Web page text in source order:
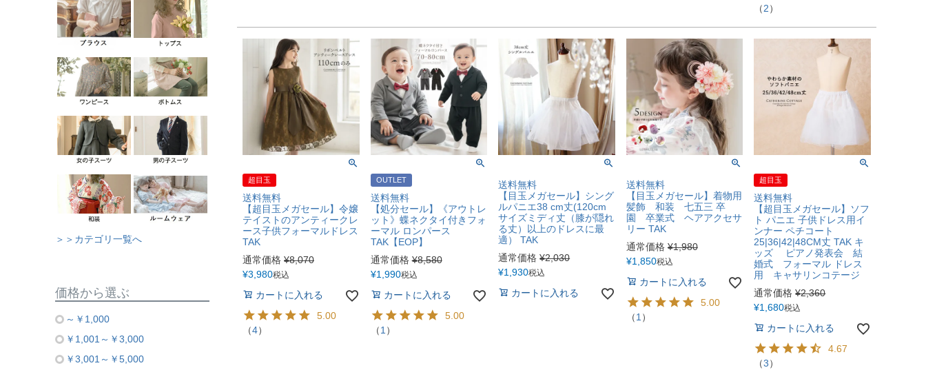
＞＞カテゴリ一覧へ
価格から選ぶ
～￥1,000
￥1,001～￥3,000
￥3,001～￥5,000
（2）
超目玉
送料無料
【超目玉メガセール】令嬢
テイストのアンティークレ
ース子供フォーマルドレス
TAK
通常価格 ¥8,070
¥3,980税込
カートに入れる
5.00
（4）
OUTLET
送料無料
【処分セール】《アウトレ
ット》蝶ネクタイ付きフォ
ーマル ロンパース
TAK【EOP】
通常価格 ¥8,580
¥1,990税込
カートに入れる
5.00
（1 ）
送料無料
【目玉メガセール】シング
ルパニエ38 cm丈(120cm
サイズミディ丈（膝が隠れ
る丈）以上のドレスに最
適） TAK
通常価格 ¥2,030
¥1,930税込
カートに入れる
送料無料
【目玉メガセール】着物用
髪飾 和装 七五三 卒
園 卒業式 ヘアアクセサ
リー TAK
通常価格 ¥1,980
¥1,850税込
カートに入れる
5.00
（1 ）
超目玉
送料無料
【超目玉メガセール】ソフ
ト パニエ 子供ドレス用イ
ンナー ペチコート
25|36|42|48CM丈 TAK キ
ッズ ピアノ発表会 結
婚式 フォーマル ドレス
用 キャサリンコテージ
通常価格 ¥2,360
¥1,680税込
カートに入れる
4.67
（3）